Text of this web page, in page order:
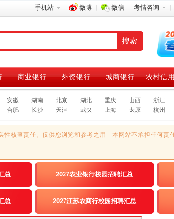
手机站 微博 微信 考情咨询
商业银行 外资银行 城商银行 农村信
安徽 湖南 北京 湖北 重庆 山西 浙江
合肥 长沙 天津 武汉 上海 太原 杭州
核查责任。仅供您浏览和参考之用，本网站不承担任何责
总 2027农业银行校园招聘汇总
总 2027江苏农商行校园招聘汇总